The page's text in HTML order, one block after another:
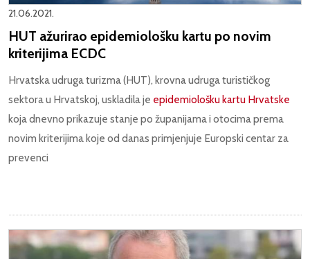
21.06.2021.
HUT ažurirao epidemiološku kartu po novim
kriterijima ECDC
Hrvatska udruga turizma (HUT), krovna udruga turističkog
sektora u Hrvatskoj, uskladila je epidemiološku kartu Hrvatske
koja dnevno prikazuje stanje po županijama i otocima prema
novim kriterijima koje od danas primjenjuje Europski centar za
prevenci